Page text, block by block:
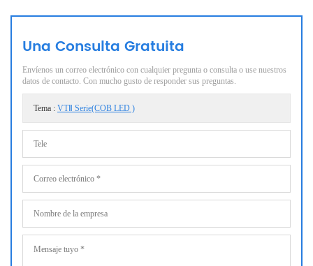
Una Consulta Gratuita
Envíenos un correo electrónico con cualquier pregunta o consulta o use nuestros
datos de contacto. Con mucho gusto de responder sus preguntas.
Tema : VTⅡ Serie(COB LED )